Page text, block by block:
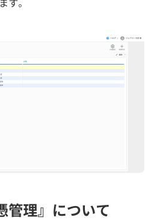
管理』について